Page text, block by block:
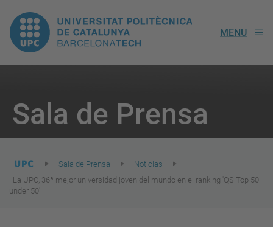
UPC.
Universitat
de
Catalunya
MENU
Sala de Prensa
here:
Sala de Prensa
Noticias
La UPC, 36ª mejor universidad joven del mundo en el ranking 'QS Top 50
under 50'